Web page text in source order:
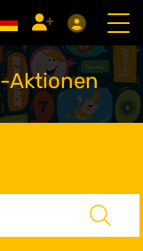
Aktionen